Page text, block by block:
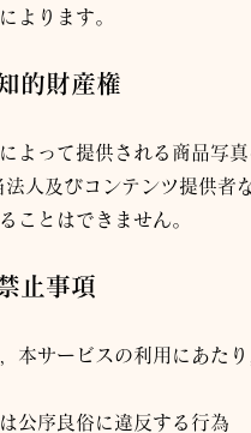
よります。
的財産権
よって提供される商品写
法人 及びコンテンツ提供者
ことはできません。
止事項
本サービスの利用にあた
公序良俗に違反する行為